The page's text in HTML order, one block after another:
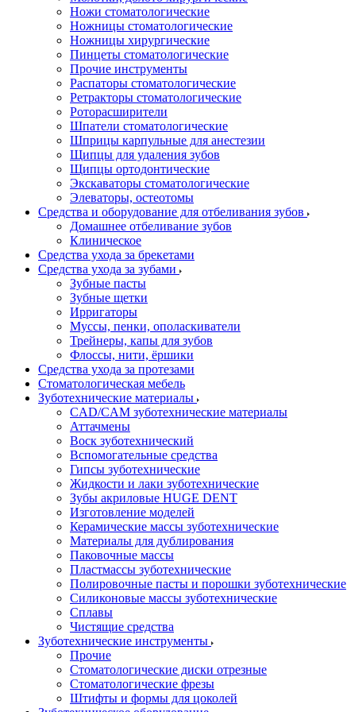
Ножи стоматологические
Ножницы стоматологические
Ножницы хирургические
Пинцеты стоматологические
Прочие инструменты
Распаторы стоматологические
Ретракторы стоматологические
Роторасширители
Шпатели стоматологические
Шприцы карпульные для анестезии
Щипцы для удаления зубов
Щипцы ортодонтические
Экскаваторы стоматологические
Элеваторы, остеотомы
Средства и оборудование для отбеливания зубов
Домашнее отбеливание зубов
Клиническое
Средства ухода за брекетами
Средства ухода за зубами
Зубные пасты
Зубные щетки
Ирригаторы
Муссы, пенки, ополаскиватели
Трейнеры, капы для зубов
Флоссы, нити, ёршики
Средства ухода за протезами
Стоматологическая мебель
Зуботехнические материалы
CAD/CAM зуботехнические материалы
Аттачмены
Воск зуботехнический
Вспомогательные средства
Гипсы зуботехнические
Жидкости и лаки зуботехнические
Зубы акриловые HUGE DENT
Изготовление моделей
Керамические массы зуботехнические
Материалы для дублирования
Паковочные массы
Пластмассы зуботехнические
Полировочные пасты и порошки зуботехнические
Силиконовые массы зуботехнические
Сплавы
Чистящие средства
Зуботехнические инструменты
Прочие
Стоматологические диски отрезные
Стоматологические фрезы
Штифты и формы для цоколей